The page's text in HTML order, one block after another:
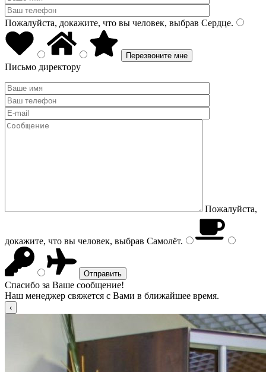
Пожалуйста, докажите, что вы человек, выбрав Сердце.
Письмо директору
Пожалуйста,
докажите, что вы человек, выбрав Самолёт.
Спасибо за Ваше сообщение!
Наш менеджер свяжется с Вами в ближайшее время.